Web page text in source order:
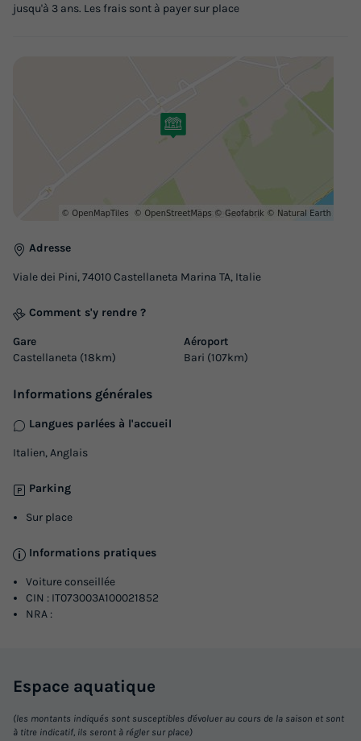
Climatisation Animaux autorisés * Lave-vaisselle
APPARTEMENT 6 personnes - TRILOCALE STANDARD (with
06/09/2026
1 050 €
APPARTEMENT 6 personnes - TRILOCALE
COMFORT (with private terrace)
55m²
Réfrigérateur Salon de jardin
APPARTEMENT 6 personnes - TRILOCALE COMFORT (with
Meilleur prix pour 7 nuits
1 200 €
jusqu'à 3 ans. Les frais sont à payer sur place
Adresse
Viale dei Pini, 74010 Castellaneta Marina TA, Italie
Comment s'y rendre ?
Gare
Castellaneta (18km)
Aéroport
Bari (107km)
Informations générales
Langues parlées à l'accueil
Italien, Anglais
Parking
Sur place
Informations pratiques
Voiture conseillée
CIN : IT073003A100021852
NRA :
Espace aquatique
(les montants indiqués sont susceptibles d'évoluer au cours de la saison et sont
à titre indicatif, ils seront à régler sur place)